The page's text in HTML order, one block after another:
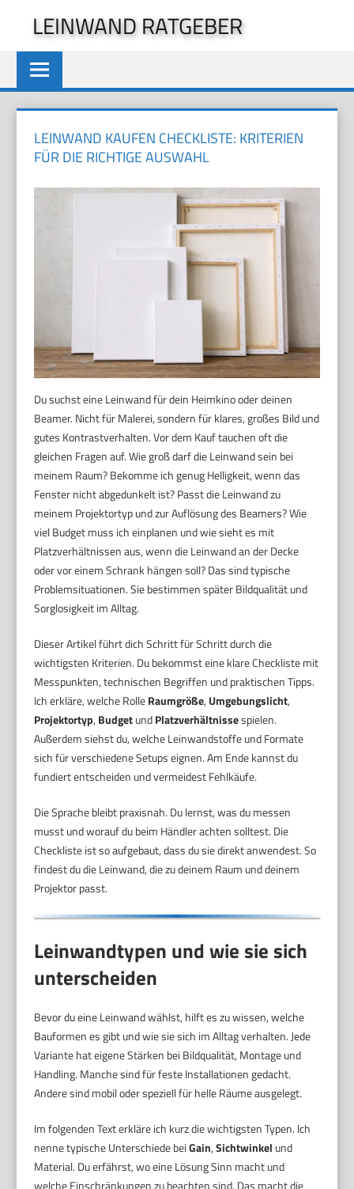
springen
LEINWAND RATGEBER
LEINWAND KAUFEN CHECKLISTE: KRITERIEN
FÜR DIE RICHTIGE AUSWAHL
Du suchst eine Leinwand für dein Heimkino oder deinen
Beamer. Nicht für Malerei, sondern für klares, großes Bild und
gutes Kontrastverhalten. Vor dem Kauf tauchen oft die
gleichen Fragen auf. Wie groß darf die Leinwand sein bei
meinem Raum? Bekomme ich genug Helligkeit, wenn das
Fenster nicht abgedunkelt ist? Passt die Leinwand zu
meinem Projektortyp und zur Auflösung des Beamers? Wie
viel Budget muss ich einplanen und wie sieht es mit
Platzverhältnissen aus, wenn die Leinwand an der Decke
oder vor einem Schrank hängen soll? Das sind typische
Problemsituationen. Sie bestimmen später Bildqualität und
Sorglosigkeit im Alltag.
Dieser Artikel führt dich Schritt für Schritt durch die
wichtigsten Kriterien. Du bekommst eine klare Checkliste mit
Messpunkten, technischen Begriffen und praktischen Tipps.
Ich erkläre, welche RolleRaumgröße, Umgebungslicht,
Projektortyp, BudgetundPlatzverhältnissespielen.
Außerdem siehst du, welche Leinwandstoffe und Formate
sich für verschiedene Setups eignen. Am Ende kannst du
fundiert entscheiden und vermeidest Fehlkäufe.
Die Sprache bleibt praxisnah. Du lernst, was du messen
musst und worauf du beim Händler achten solltest. Die
Checkliste ist so aufgebaut, dass du sie direkt anwendest. So
findest du die Leinwand, die zu deinem Raum und deinem
Projektor passt.
Leinwandtypen und wie sie sich
unterscheiden
Bevor du eine Leinwand wählst, hilft es zu wissen, welche
Bauformen es gibt und wie sie sich im Alltag verhalten. Jede
Variante hat eigene Stärken bei Bildqualität, Montage und
Handling. Manche sind für feste Installationen gedacht.
Andere sind mobil oder speziell für helle Räume ausgelegt.
Im folgenden Text erkläre ich kurz die wichtigsten Typen. Ich
nenne typische Unterschiede beiGain,Sichtwinkel und
Material. Du erfährst, wo eine Lösung Sinn macht und
welche Einschränkungen zu beachten sind. Das macht die